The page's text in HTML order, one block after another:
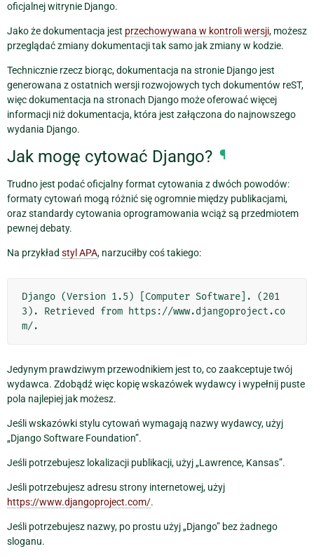
oficjalnej witrynie Django.
Jako że dokumentacja jest przechowywana w kontroli wersji, możesz
przeglądać zmiany dokumentacji tak samo jak zmiany w kodzie.
Technicznie rzecz biorąc, dokumentacja na stronie Django jest
generowana z ostatnich wersji rozwojowych tych dokumentów reST,
więc dokumentacja na stronach Django może oferować więcej
informacji niż dokumentacja, która jest załączona do najnowszego
wydania Django.
Jak mogę cytować Django? ¶
Trudno jest podać oficjalny format cytowania z dwóch powodów:
formaty cytowań mogą różnić się ogromnie między publikacjami,
oraz standardy cytowania oprogramowania wciąż są przedmiotem
pewnej debaty.
Na przykład styl APA, narzuciłby coś takiego:
Django (Version 1.5) [Computer Software]. (201
3). Retrieved from https://www.djangoproject.co
Jedynym prawdziwym przewodnikiem jest to, co zaakceptuje twój
wydawca. Zdobądź więc kopię wskazówek wydawcy i wypełnij puste
pola najlepiej jak możesz.
Jeśli wskazówki stylu cytowań wymagają nazwy wydawcy, użyj
„Django Software Foundation”.
Jeśli potrzebujesz lokalizacji publikacji, użyj „Lawrence, Kansas”.
Jeśli potrzebujesz adresu strony internetowej, użyj
https://www.djangoproject.com/.
Jeśli potrzebujesz nazwy, po prostu użyj „Django” bez żadnego
sloganu.